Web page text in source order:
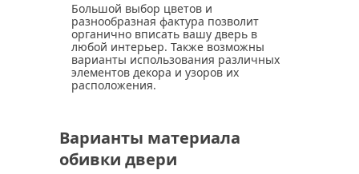
Большой выбор цветов и
разнообразная фактура позволит
органично вписать вашу дверь в
любой интерьер. Также возможны
варианты использования различных
элементов декора и узоров их
расположения.
Варианты материала
обивки двери